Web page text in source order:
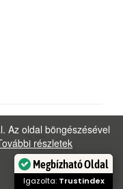
Az oldal böngészésével
részletek
Megbízható Oldal
Igazolta: Trustindex